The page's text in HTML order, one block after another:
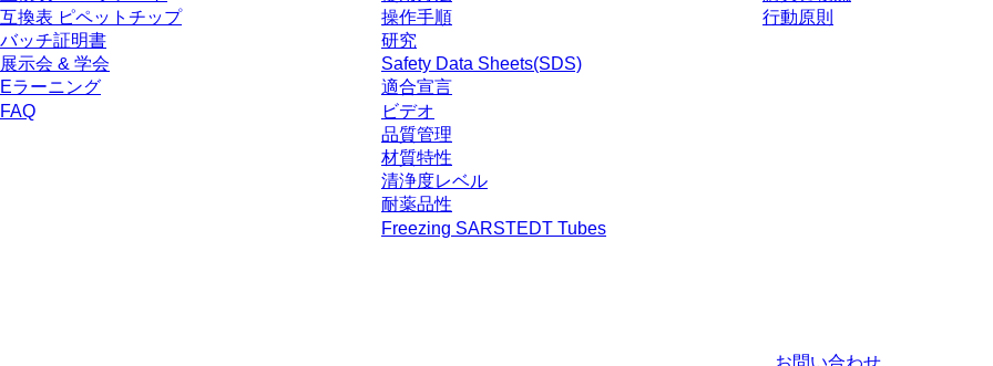
互換表 ピペットチップ
バッチ証明書
展示会 & 学会
Eラーニング
FAQ
操作手順
研究
Safety Data Sheets(SDS)
適合宣言
ビデオ
品質管理
材質特性
清浄度レベル
耐薬品性
Freezing SARSTEDT Tubes
行動原則